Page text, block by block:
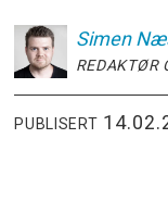
Simen
REDAKTØR
PUBLISERT